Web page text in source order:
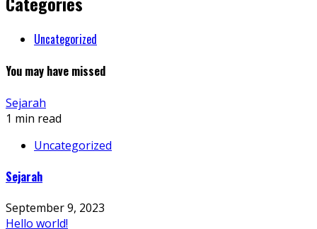
Uncategorized
You may have missed
Sejarah
1 min read
Uncategorized
Sejarah
September 9, 2023
Hello world!